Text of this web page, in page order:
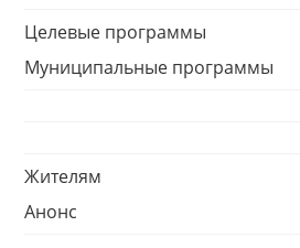
Целевые программы
Муниципальные программы
Жителям
Анонс